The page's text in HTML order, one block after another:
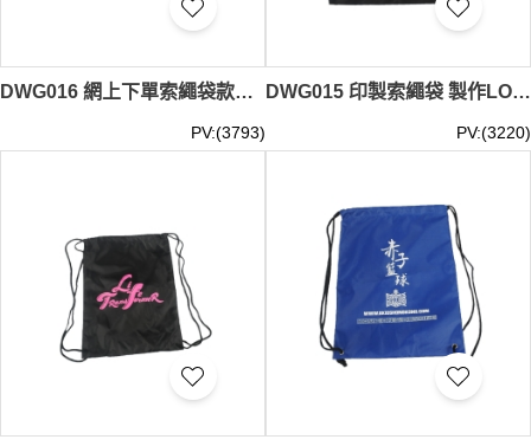
DWG016 網上下單索繩袋款式 製作印花LOGO索繩袋 束口袋 學校 班袋 印製索繩袋批發商 #34*43cm
PV:(3793)
DWG015 印製索繩袋 製作LOGO索繩袋 束口袋 網上下單索繩袋 訂索繩袋專營店 #34*43cm
PV:(3220)